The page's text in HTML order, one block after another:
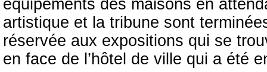
équipements des maisons en
artistique et la tribune sont
réservée aux expositions qui se
en face de l’hôtel de ville qui a été